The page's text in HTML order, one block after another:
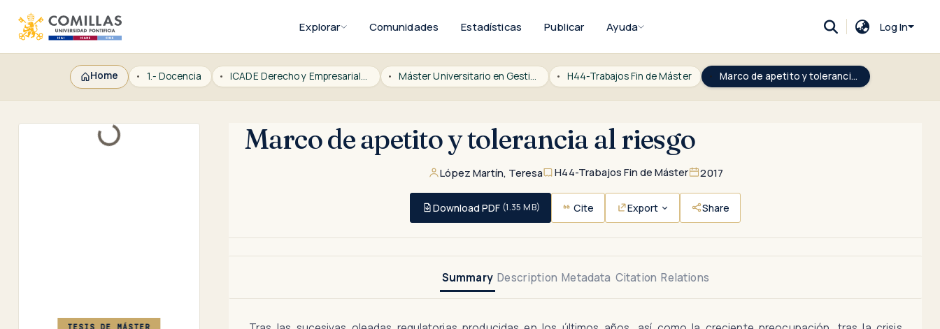
Explorar Comunidades Estadísticas Publicar Ayuda Log In
Home 1.- Docencia ICADE Derecho y Empresariales Máster Universitario en Gestión de Riesgos Financieros H44-Trabajos Fin de Máster Marco de apetito y tolerancia al riesgo
Loading...
TESIS DE MÁSTER
Marco de apetito y tolerancia al riesgo
López Martín, Teresa H44-Trabajos Fin de Máster 2017
Download PDF (1.35 MB) Cite Export Share
Summary Description Metadata Citation Relations